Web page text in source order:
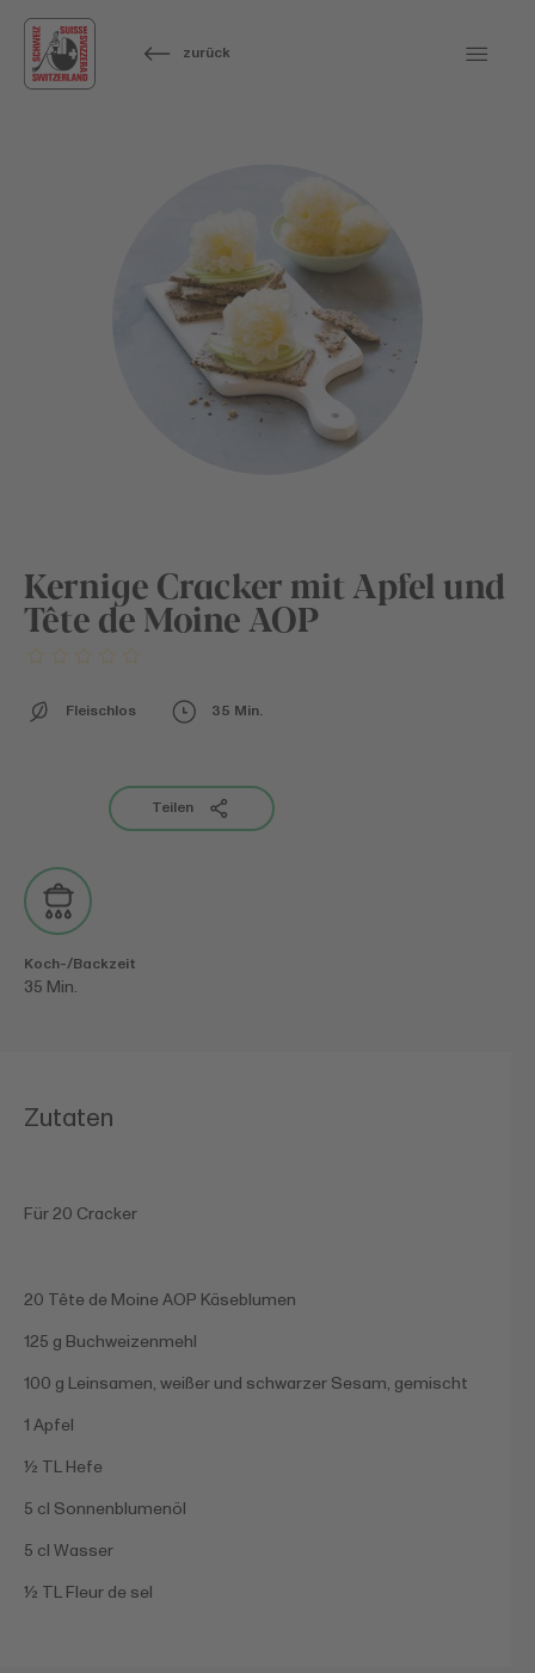
zurück
Kernige Cracker mit Apfel und
Tête de Moine AOP
Fleischlos 35 Min.
Teilen
Koch-/Backzeit
35 Min.
Zutaten
Für 20 Cracker
20 Tête de Moine AOP Käseblumen
125 g Buchweizenmehl
100 g Leinsamen, weißer und schwarzer Sesam, gemischt
1 Apfel
½ TL Hefe
5 cl Sonnenblumenöl
5 cl Wasser
½ TL Fleur de sel